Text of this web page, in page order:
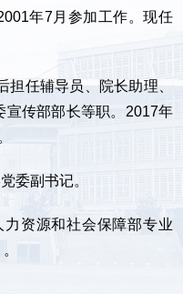
年7月参加工作。现任
任辅导员、院长助理、
宣传部部长等职。2017年
委副书记。
资源和社会保障部专业